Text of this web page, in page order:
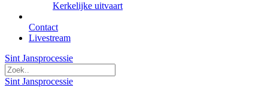
Kerkelijke uitvaart
Contact
Livestream
Sint Jansprocessie
Sint Jansprocessie